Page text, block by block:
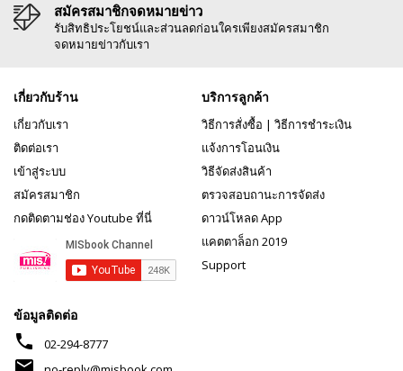
สมัครสมาชิกจดหมายข่าว
รับสิทธิประโยชน์และส่วนลดก่อนใครเพียงสมัครสมาชิก
จดหมายข่าวกับเรา
เกี่ยวกับร้าน
เกี่ยวกับเรา
ติดต่อเรา
เข้าสู่ระบบ
สมัครสมาชิก
กดติดตามช่อง Youtube ที่นี่
บริการลูกค้า
วิธีการสั่งซื้อ | วิธีการชำระเงิน
แจ้งการโอนเงิน
วิธีจัดส่งสินค้า
ตรวจสอบถานะการจัดส่ง
ดาวน์โหลด App
แคตตาล็อก 2019
Support
ข้อมูลติดต่อ
phone 02-294-8777
mail